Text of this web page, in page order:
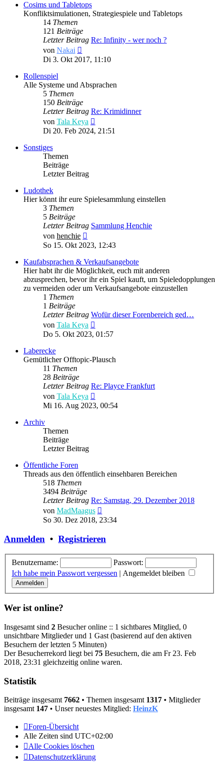
Cosims und Tabletops
Konfliktsimulationen, Strategiespiele und Tabletops
14 Themen
121 Beiträge
Letzter Beitrag Re: Infinity - wer noch ?
von Nakai
Beitrag
Di 3. Okt 2017, 11:10
Rollenspiel
Alle Systeme und Absprachen
5 Themen
150 Beiträge
Letzter Beitrag Re: Krimidinner
von Tala Keya
Beitrag
Di 20. Feb 2024, 21:51
Sonstiges
Themen
Beiträge
Letzter Beitrag
Ludothek
Hier könnt ihr eure Spielesammlung einstellen
3 Themen
5 Beiträge
Letzter Beitrag Sammlung Henchie
von henchie
Beitrag
So 15. Okt 2023, 12:43
Kaufabsprachen & Verkaufsangebote
Hier habt ihr die Möglichkeit, euch mit anderen
abzusprechen, bevor ihr ein Spiel kauft, um Spieledopplungen
zu vermeiden oder um Verkaufsangebote einzustellen
1 Themen
1 Beiträge
Letzter Beitrag Wofür dieser Forenbereich ged…
von Tala Keya
Beitrag
Do 5. Okt 2023, 01:57
Laberecke
Gemütlicher Offtopic-Plausch
11 Themen
28 Beiträge
Letzter Beitrag Re: Playce Frankfurt
von Tala Keya
Beitrag
Mi 16. Aug 2023, 00:54
Archiv
Themen
Beiträge
Letzter Beitrag
Öffentliche Foren
Threads aus den öffentlich einsehbaren Bereichen
518 Themen
3494 Beiträge
Letzter Beitrag Re: Samstag, 29. Dezember 2018
von MadMaagus
Beitrag
So 30. Dez 2018, 23:34
Anmelden • Registrieren
Benutzername:
Passwort:
Ich habe mein Passwort vergessen | Angemeldet bleiben
Wer ist online?
Insgesamt sind 2 Besucher online :: 1 sichtbares Mitglied, 0
unsichtbare Mitglieder und 1 Gast (basierend auf den aktiven
Besuchern der letzten 5 Minuten)
Der Besucherrekord liegt bei 75 Besuchern, die am Fr 23. Feb
2018, 23:31 gleichzeitig online waren.
Statistik
Beiträge insgesamt 7662 • Themen insgesamt 1317 • Mitglieder
insgesamt 147 • Unser neuestes Mitglied: HeinzK
Foren-Übersicht
Alle Zeiten sind UTC+02:00
Alle Cookies löschen
Datenschutzerklärung